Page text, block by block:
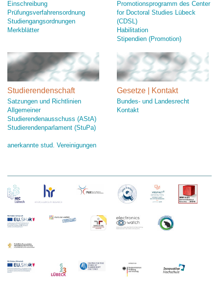
Einschreibung
Prüfungsverfahrensordnung
Studiengangsordnungen
Merkblätter
Promotionsprogramm des Center
for Doctoral Studies Lübeck
(CDSL)
Habilitation
Stipendien (Promotion)
Studierendenschaft
Satzungen und Richtlinien
Allgemeiner
Studierendenausschuss (AStA)
Studierendenparlament (StuPa)
anerkannte stud. Vereinigungen
Gesetze | Kontakt
Bundes- und Landesrecht
Kontakt